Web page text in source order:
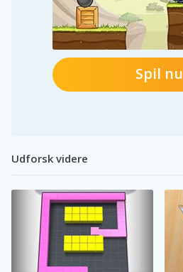
Spil nu
Udforsk videre